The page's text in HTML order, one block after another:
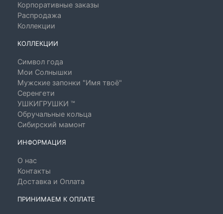
Корпоративные заказы
Распродажа
Коллекции
КОЛЛЕКЦИИ
Символ года
Мои Солнышки
Мужские запонки "Имя твоё"
Серенгети
УШКИГРУШКИ ™
Обручальные кольца
Сибирский мамонт
ИНФОРМАЦИЯ
О нас
Контакты
Доставка и Оплата
ПРИНИМАЕМ К ОПЛАТЕ